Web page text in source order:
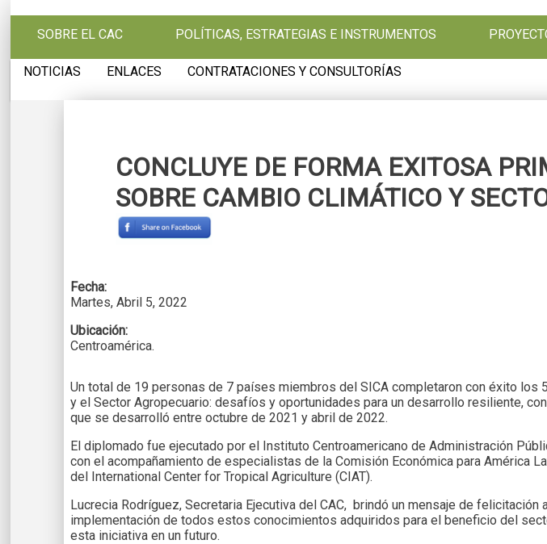
SOBRE EL CAC
POLÍTICAS, ESTRATEGIAS E INSTRUMENTOS
NOTICIAS ENLACES CONTRATACIONES Y CONSULTORÍAS
CONCLUYE DE FORMA EXITOSA
SOBRE CAMBIO CLIMÁTICO Y
Fecha:
Martes, Abril 5, 2022
Ubicación:
Centroamérica.
Un total de 19 personas de 7 países miembros del SICA completaron con éxito
y el Sector Agropecuario: desafíos y oportunidades para un desarrollo resiliente,
que se desarrolló entre octubre de 2021 y abril de 2022.
El diplomado fue ejecutado por el Instituto Centroamericano de Administración
con el acompañamiento de especialistas de la Comisión Económica para América
del International Center for Tropical Agriculture (CIAT).
Lucrecia Rodríguez, Secretaria Ejecutiva del CAC, brindó un mensaje de
implementación de todos estos conocimientos adquiridos para el beneficio del
esta iniciativa en un futuro.